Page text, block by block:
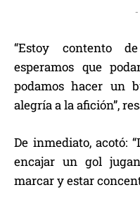
-
“Estoy contento
esperamos que
podamos hacer un
alegría a la afición”,
De inmediato, acotó:
encajar un gol
marcar y estar